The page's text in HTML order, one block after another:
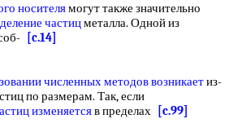
носителямогут также значительно
частицметалла. Одной из
[c.14]
численныхметодов возникаетиз-
по размерам. Так, если
изменяетсяв пределах
[c.99]